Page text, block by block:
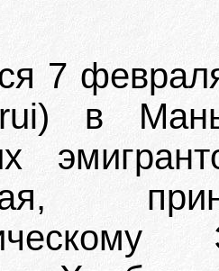
7
в